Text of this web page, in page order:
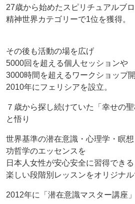
27歳から始めたスピリチュアルブ
精神世界カテゴリーで1位を獲得。
その後も活動の場を広げ
5000回を超える個人セッションや
3000時間を超えるワークショップ
2010年にフェリシアを設立。
７歳から探し続けていた「幸せの
と悟り
世界基準の潜在意識・心理学・瞑
功哲学のエッセンスを
日本人女性が安心安全に習得できる
楽しい段階別レッスンをオリジナル
2012年に「潜在意識マスター講座